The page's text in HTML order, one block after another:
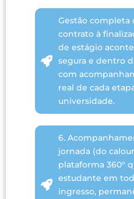
Gestão completa
contrato à
de estágio
segura e dentro
com
real de cada
universidade.
6.
jornada (do
plataforma 360°
estudante em
ingresso,